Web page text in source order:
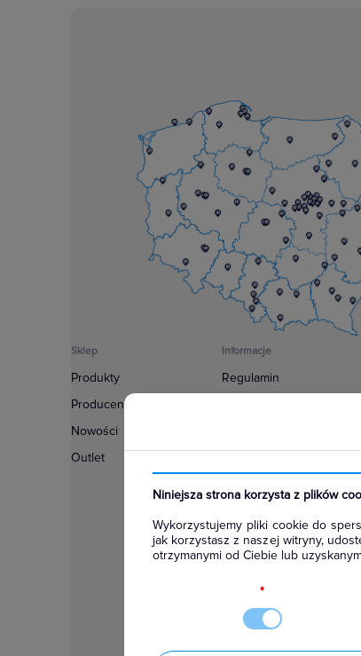
Niniejsza strona korzysta z plików
Wykorzystujemy pliki cookie do
jak korzystasz z naszej witryny,
otrzymanymi od Ciebie lub
*
Sklep
Produkty
Producenci
Nowości
Outlet
Informacje
Regulamin
Konfiguratory
Najczęściej zadawane